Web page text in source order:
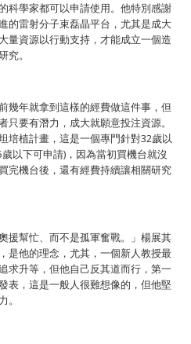
科學家都可以申請使用。他特別感謝
的雷射分子束磊晶平台，尤其是成大
量資源以行動支持，才能成立一個造
。
幾年就拿到這樣的經費做這件事，但
要有潛力，成大就願意投注資源。
培植計畫，這是一個專門針對32歲以
以下可申請)，因為當初買機台就沒
完機台後，還有經費持續讓相關研究
援幫忙、而不是孤軍奮戰。」楊展其
是他的理念，尤其，一個新人教授最
求升等，但他自己反其道而行，第一
表，這是一般人很難想像的，但他堅